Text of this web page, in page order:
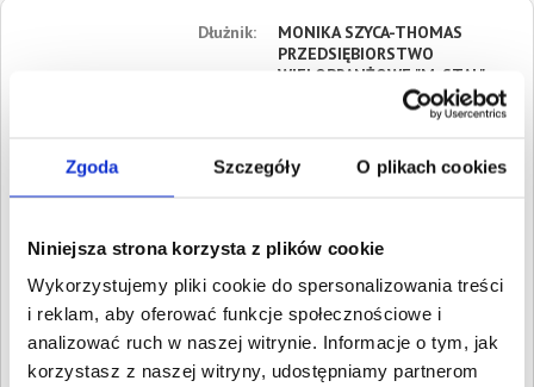
Zgoda Szczegóły O plikach cookies
Niniejsza strona korzysta z plików cookie
Wykorzystujemy pliki cookie do spersonalizowania treści
i reklam, aby oferować funkcje społecznościowe i
analizować ruch w naszej witrynie. Informacje o tym, jak
korzystasz z naszej witryny, udostępniamy partnerom
Dłużnik:
MONIKA SZYCA-THOMAS
PRZEDSIĘBIORSTWO
WIELOBRANŻOWE "M-STAL"
Pomorskie
Wartość:999,38 PLN
kwietnia 2021
W sumie: Wartość:999,38 PLN
Koszty sądowe:300,39 PLN